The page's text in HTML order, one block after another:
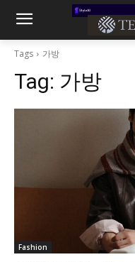
Tags 가방
Tag: 가방
Fashion